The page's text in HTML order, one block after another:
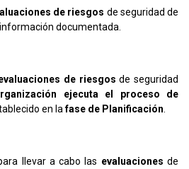
de riesgos de seguridad de
documentada.
de riesgos de seguridad
ejecuta el proceso de
en lafase de Planificación
llevar a cabo las evaluaciones de